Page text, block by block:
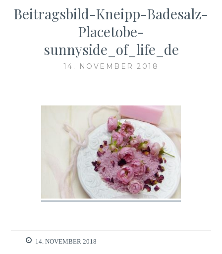
Beitragsbild-Kneipp-Badesalz-
Placetobe-
sunnyside_of_life_de
14. NOVEMBER 2018
14. NOVEMBER 2018